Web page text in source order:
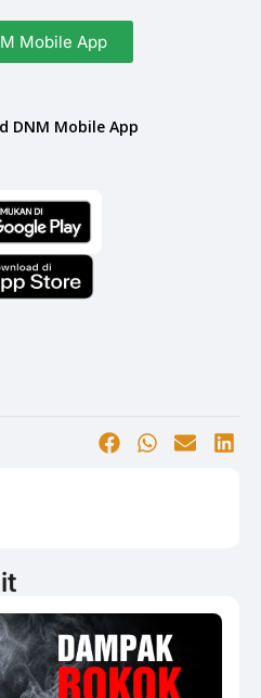
Mobile App
DNM Mobile App